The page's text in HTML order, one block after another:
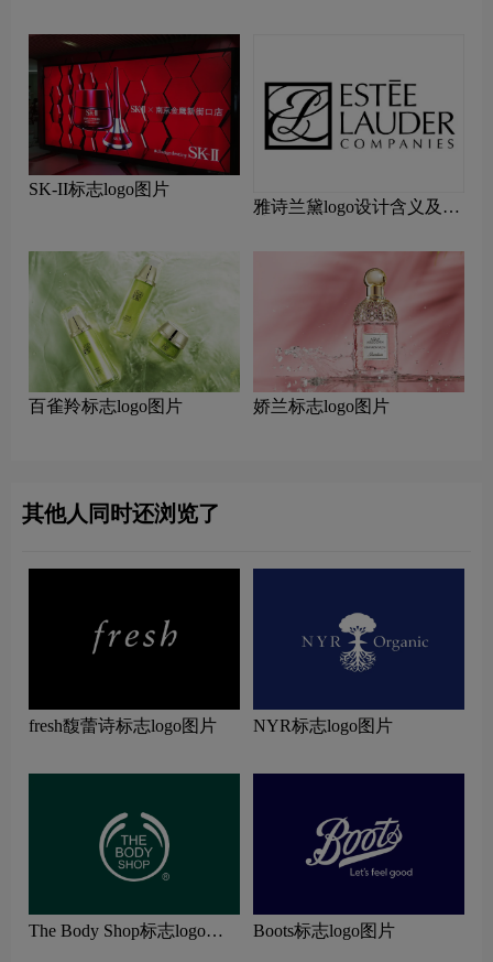
SK-II标志logo图片
雅诗兰黛logo设计含义及设
百雀羚标志logo图片 娇兰标志logo图片
其他人同时还浏览了
fresh馥蕾诗标志logo图片 NYR标志logo图片
The Body Shop标志logo图
Boots标志logo图片